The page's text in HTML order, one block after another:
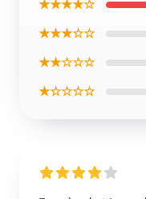
★★★★☆
★★★☆☆
★★☆☆☆
★☆☆☆☆